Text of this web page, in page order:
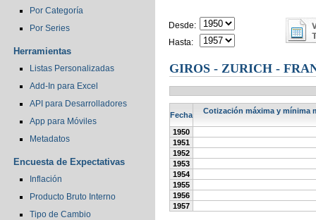
Por Categoría
Por Series
Herramientas
Listas Personalizadas
Add-In para Excel
API para Desarrolladores
App para Móviles
Metadatos
Encuesta de Expectativas
Inflación
Producto Bruto Interno
Tipo de Cambio
Desde:
Hasta:
GIROS - ZURICH -
Fecha Cotización máxima y mínima
1950
1951
1952
1953
1954
1955
1956
1957